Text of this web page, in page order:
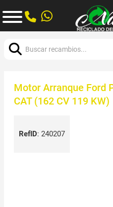
Motor Arranque Ford
CAT (162 CV 119 KW)
RefID: 240207